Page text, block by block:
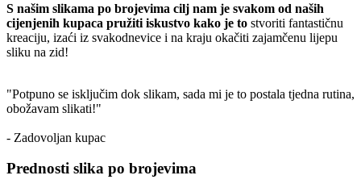
S našim slikama po brojevima cilj nam je svakom od naših
cijenjenih kupaca pružiti iskustvo kako je to stvoriti fantastičnu
kreaciju, izaći iz svakodnevice i na kraju okačiti zajamčenu lijepu
sliku na zid!
"Potpuno se isključim dok slikam, sada mi je to postala tjedna rutina,
obožavam slikati!"
- Zadovoljan kupac
Prednosti slika po brojevima